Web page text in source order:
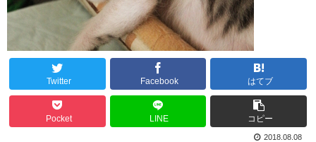
Twitter Facebook はてブ
Pocket LINE コピー
2018.08.08